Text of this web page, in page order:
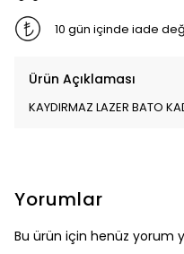
10 gün içinde iade
Ürün Açıklaması
KAYDIRMAZ LAZER BATO
Yorumlar
Bu ürün için henüz yorum